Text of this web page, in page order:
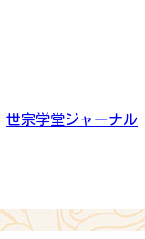
世宗学堂ジャーナル